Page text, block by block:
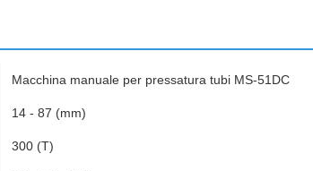
Macchina manuale per pressatura tubi MS-51DC
14 - 87 (mm)
300 (T)